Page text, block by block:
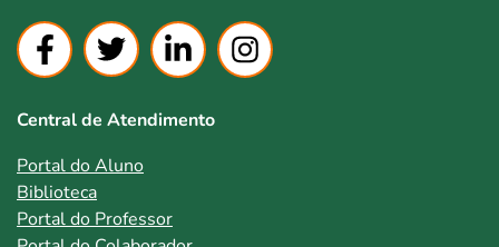
Central de Atendimento
Portal do Aluno
Biblioteca
Portal do Professor